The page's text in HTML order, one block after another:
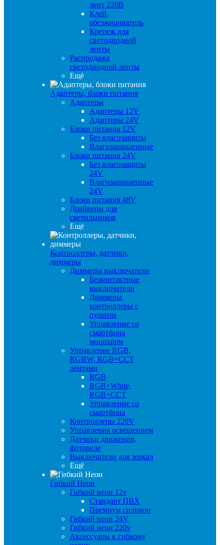
лент 220В
Клей,
обезжириватель
Крепеж для
светодиодной
ленты
Распродажа
светодиодной ленты
Ещё
Адаптеры, блоки питания
Адаптеры
Адаптеры 12V
Адаптеры 24V
Блоки питания 12V
Без влагозащиты
Влагозащищенные
Блоки питания 24V
Без влагозащиты
24V
Влагозащищенные
24V
Блоки питания 48V
Драйверы для
светильников
Ещё
Контроллеры, датчики,
диммеры
Диммеры выключатели
Безконтактные
выключатели
Диммеры,
контроллеры с
пультом
Управление со
смартфона
монохром
Управление RGB,
RGBW, RGB+CCT
лентами
RGB
RGB+White,
RGB+CCT
Управление со
смартфона
Контроллеры 220V
Управления освещением
Датчики движения,
фотореле
Выключатели для зеркал
Ещё
Гибкий Неон
Гибкий неон 12v
Стандарт ПВХ
Премиум силикон
Гибкий неон 24V
Гибкий неон 220v
Аксессуары к гибкому